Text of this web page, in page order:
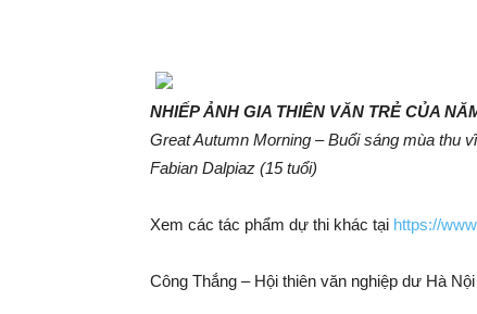
NHIẾP ẢNH GIA THIÊN VĂN TRẺ CỦA
Great Autumn Morning – Buổi sáng mùa thu
Fabian Dalpiaz (15 tuổi)
Xem các tác phẩm dự thi khác tại https://
Công Thắng – Hội thiên văn nghiệp dư Hà